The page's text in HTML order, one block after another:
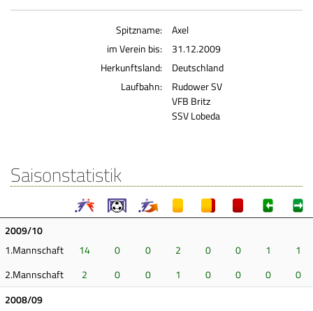
Spitzname:
Axel
im Verein bis:
31.12.2009
Herkunftsland:
Deutschland
Laufbahn:
Rudower SV
VFB Britz
SSV Lobeda
Saisonstatistik
2009/10
1.Mannschaft
14 0 0 2 0 0 1
1
2.Mannschaft
2 0 0 1 0 0 0
0
2008/09